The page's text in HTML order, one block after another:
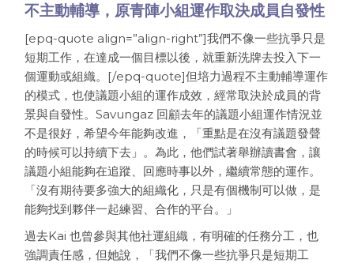
不主動輔導，原青陣小組運作取決成員自發性
[epq-quote align=”align-right”]我們不像一些抗爭只是
短期工作，在達成一個目標以後，就重新洗牌去投入下一
個運動或組織。[/epq-quote]但培力過程不主動輔導運作
的模式，也使議題小組的運作成效，經常取決於成員的背
景與自發性。Savungaz 回顧去年的議題小組運作情況並
不是很好，希望今年能夠改進，「重點是在沒有議題發聲
的時候可以持續下去」。為此，他們試著舉辦讀書會，讓
議題小組能夠在追蹤、回應時事以外，繼續常態的運作。
「沒有期待要多強大的組織化，只是有個機制可以做，是
能夠找到夥伴一起練習、合作的平台。」
過去Kai 也曾參與其他社運組織，有明確的任務分工，也
強調責任感，但她說，「我們不像一些抗爭只是短期工